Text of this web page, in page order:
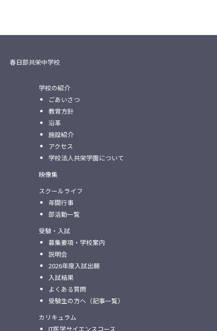
春日部共栄中学校
学校の紹介
ごあいさつ
教育方針
沿革
施設紹介
アクセス
学校法人共栄学園について
映像集
スクールライフ
年間行事
部活動一覧
受験・入試
募集要項・学校案内
説明会
2026年度入試出願
入試結果
よくある質問
受験生の方へ（記事一覧）
カリキュラム
IT医学サイエンスコース